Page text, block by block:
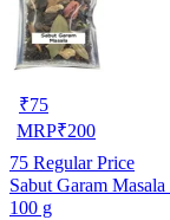
₹75
MRP₹200
75 Regular Price
Sabut Garam
100 g